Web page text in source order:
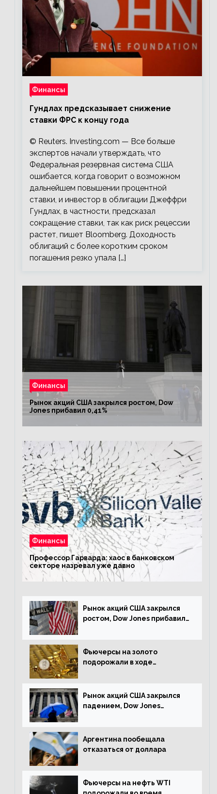
Финансы
Гундлах предсказывает снижение
ставки ФРС к концу года
© Reuters. Investing.com — Все больше
экспертов начали утверждать, что
Федеральная резервная система США
ошибается, когда говорит о возможном
дальнейшем повышении процентной
ставки, и инвестор в облигации Джеффри
Гундлах, в частности, предсказал
сокращение ставки, так как риск рецессии
растет, пишет Bloomberg. Доходность
облигаций с более коротким сроком
погашения резко упала […]
Финансы
Рынок акций США закрылся ростом, Dow
Jones прибавил 0,41%
Финансы
Профессор Гарварда: хаос в банковском
секторе назревал уже давно
Рынок акций США закрылся
ростом, Dow Jones прибавил
Фьючерсы на золото
подорожали в ходе
Рынок акций США закрылся
падением, Dow Jones
Аргентина пообещала
отказаться от доллара
Фьючерсы на нефть WTI